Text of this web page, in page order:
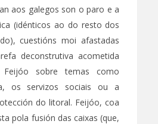
aos galegos son o paro e a
(idénticos ao do resto dos
cuestións moi afastadas
deconstrutiva acometida
sobre temas como
os servizos sociais ou a
do litoral. Feijóo, coa
pola fusión das caixas (que,